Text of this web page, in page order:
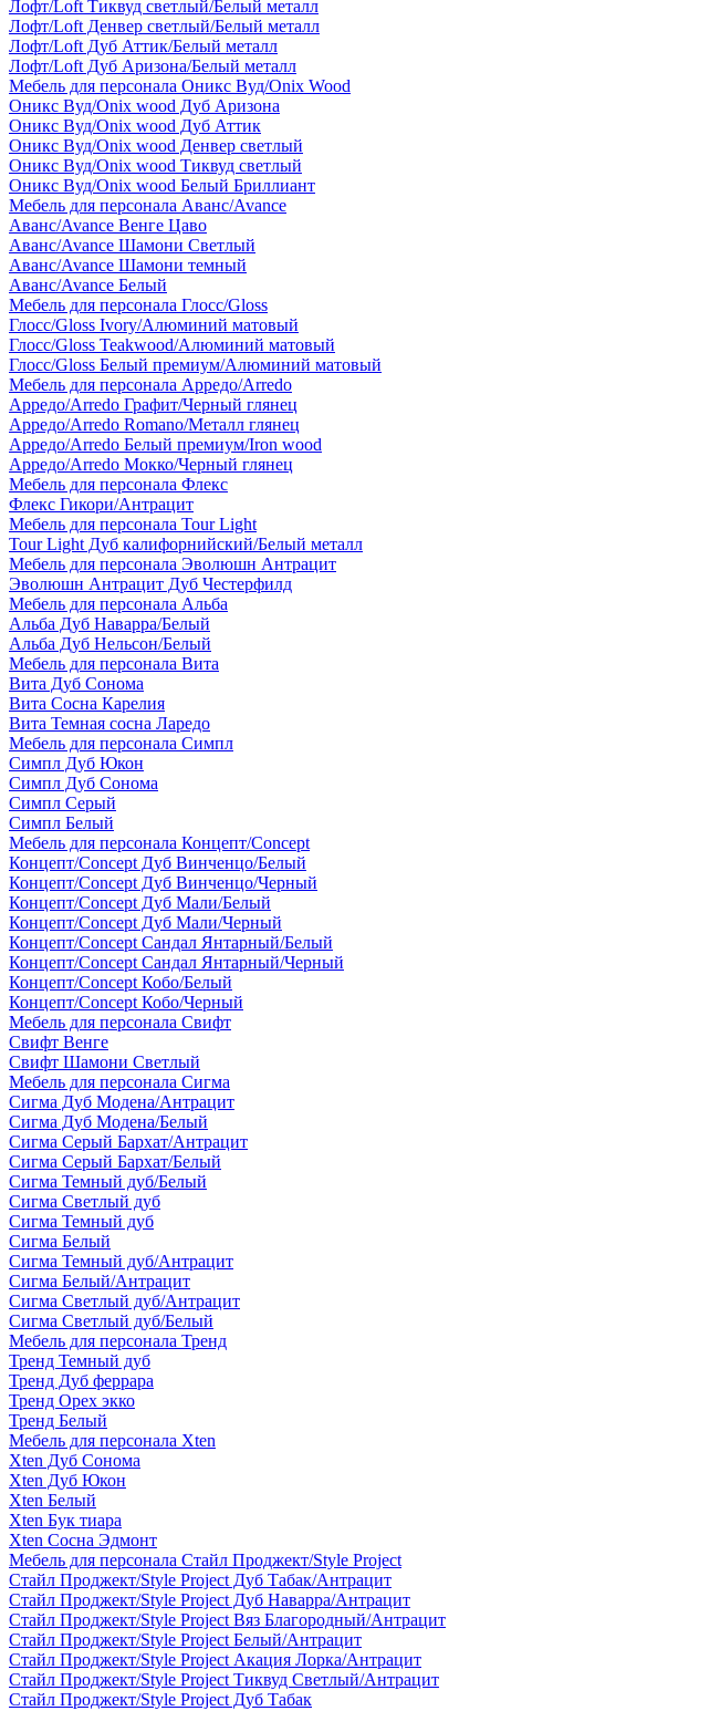
Лофт/Loft Тиквуд светлый/Белый металл
Лофт/Loft Денвер светлый/Белый металл
Лофт/Loft Дуб Аттик/Белый металл
Лофт/Loft Дуб Аризона/Белый металл
Мебель для персонала Оникс Вуд/Onix Wood
Оникс Вуд/Onix wood Дуб Аризона
Оникс Вуд/Onix wood Дуб Аттик
Оникс Вуд/Onix wood Денвер светлый
Оникс Вуд/Onix wood Тиквуд светлый
Оникс Вуд/Onix wood Белый Бриллиант
Мебель для персонала Аванс/Avance
Аванс/Avance Венге Цаво
Аванс/Avance Шамони Светлый
Аванс/Avance Шамони темный
Аванс/Avance Белый
Мебель для персонала Глосс/Gloss
Глосс/Gloss Ivory/Алюминий матовый
Глосс/Gloss Teakwood/Алюминий матовый
Глосс/Gloss Белый премиум/Алюминий матовый
Мебель для персонала Арредо/Arredo
Арредо/Arredo Графит/Черный глянец
Арредо/Arredo Romano/Металл глянец
Арредо/Arredo Белый премиум/Iron wood
Арредо/Arredo Мокко/Черный глянец
Мебель для персонала Флекс
Флекс Гикори/Антрацит
Мебель для персонала Tour Light
Tour Light Дуб калифорнийский/Белый металл
Мебель для персонала Эволюшн Антрацит
Эволюшн Антрацит Дуб Честерфилд
Мебель для персонала Альба
Альба Дуб Наварра/Белый
Альба Дуб Нельсон/Белый
Мебель для персонала Вита
Вита Дуб Сонома
Вита Сосна Карелия
Вита Темная сосна Ларедо
Мебель для персонала Симпл
Симпл Дуб Юкон
Симпл Дуб Сонома
Симпл Серый
Симпл Белый
Мебель для персонала Концепт/Concept
Концепт/Concept Дуб Винченцо/Белый
Концепт/Concept Дуб Винченцо/Черный
Концепт/Concept Дуб Мали/Белый
Концепт/Concept Дуб Мали/Черный
Концепт/Concept Сандал Янтарный/Белый
Концепт/Concept Сандал Янтарный/Черный
Концепт/Concept Кобо/Белый
Концепт/Concept Кобо/Черный
Мебель для персонала Свифт
Свифт Венге
Свифт Шамони Светлый
Мебель для персонала Сигма
Сигма Дуб Модена/Антрацит
Сигма Дуб Модена/Белый
Сигма Серый Бархат/Антрацит
Сигма Серый Бархат/Белый
Сигма Темный дуб/Белый
Сигма Светлый дуб
Сигма Темный дуб
Сигма Белый
Сигма Темный дуб/Антрацит
Сигма Белый/Антрацит
Сигма Светлый дуб/Антрацит
Сигма Светлый дуб/Белый
Мебель для персонала Тренд
Тренд Темный дуб
Тренд Дуб феррара
Тренд Орех экко
Тренд Белый
Мебель для персонала Xten
Xten Дуб Сонома
Xten Дуб Юкон
Xten Белый
Xten Бук тиара
Xten Сосна Эдмонт
Мебель для персонала Стайл Проджект/Style Project
Стайл Проджект/Style Project Дуб Табак/Антрацит
Стайл Проджект/Style Project Дуб Наварра/Антрацит
Стайл Проджект/Style Project Вяз Благородный/Антрацит
Стайл Проджект/Style Project Белый/Антрацит
Стайл Проджект/Style Project Акация Лорка/Антрацит
Стайл Проджект/Style Project Тиквуд Светлый/Антрацит
Стайл Проджект/Style Project Дуб Табак